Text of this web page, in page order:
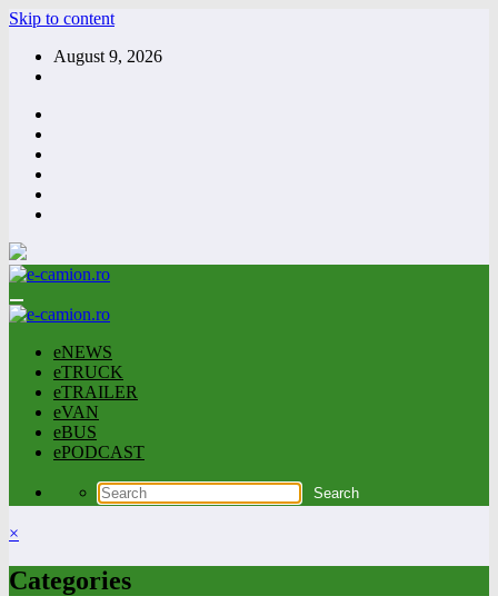
Skip to content
August 9, 2026
eNEWS
eTRUCK
eTRAILER
eVAN
eBUS
ePODCAST
×
Categories